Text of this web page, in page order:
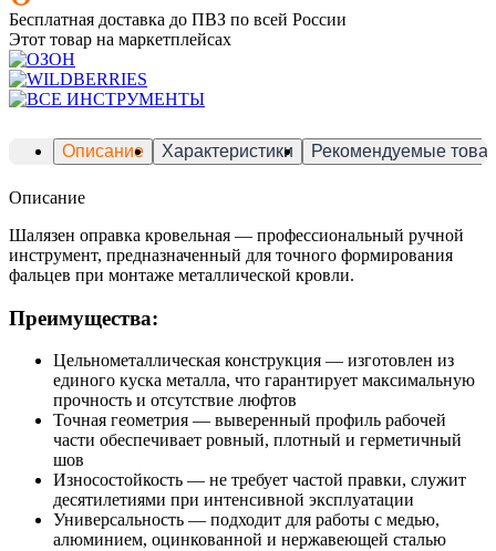
Бесплатная доставка до ПВЗ по всей России
Этот товар на маркетплейсах
Описание Характеристики Рекомендуемые
Описание
Шалязен оправка кровельная — профессиональный ручной
инструмент, предназначенный для точного формирования
фальцев при монтаже металлической кровли.
Преимущества:
Цельнометаллическая конструкция — изготовлен из
единого куска металла, что гарантирует максимальную
прочность и отсутствие люфтов
Точная геометрия — выверенный профиль рабочей
части обеспечивает ровный, плотный и герметичный
шов
Износостойкость — не требует частой правки, служит
десятилетиями при интенсивной эксплуатации
Универсальность — подходит для работы с медью,
алюминием, оцинкованной и нержавеющей сталью